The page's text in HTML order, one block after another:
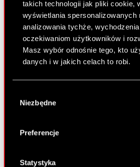
takich technologii jak pliki cookie,
wyświetlania spersonalizowanych
analizowania tychże,
oczekiwaniom użytkowników i
Masz wybór odnośnie tego, kto
danych i w jakich celach to robi.
lokalizacji geograficznej z
Identyfikować Twoje
analizując
palca)
zgody
Niezbędne
Preferencje
Statystyka
Raport bieżący nr 31/
14 marca 2008 0:00
PDF
Wybrane informacje
przydziału Akcji Serii C1
Raport bieżący nr 30/
Informacja z Krajowego
Warszawie o zapisach na